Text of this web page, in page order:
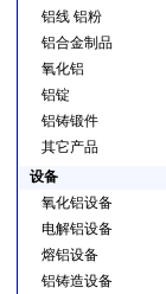
铝线 铝粉
铝合金制品
氧化铝
铝锭
铝铸锻件
其它产品
设备
氧化铝设备
电解铝设备
熔铝设备
铝铸造设备